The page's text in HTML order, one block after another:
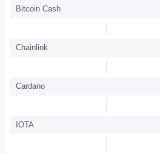
Bitcoin Cash
Chainlink
Cardano
IOTA